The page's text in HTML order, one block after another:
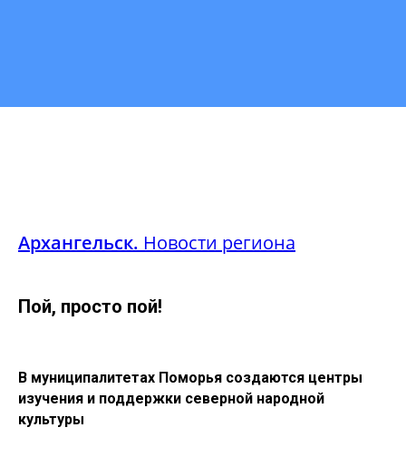
Архангельск. Новости региона
Пой, просто пой!
В муниципалитетах Поморья создаются центры
изучения и поддержки северной народной
культуры